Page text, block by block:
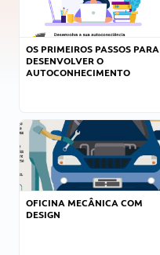
OS PRIMEIROS PASSOS PARA
DESENVOLVER O
AUTOCONHECIMENTO
OFICINA MECÂNICA COM
DESIGN